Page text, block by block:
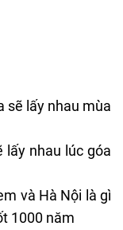
sẽ lấy nhau mùa
lấy nhau lúc góa
và Hà Nội là gì
1000 năm